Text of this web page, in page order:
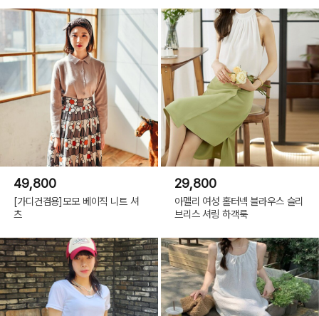
49,800
[가디건겸용]모모 베이직 니트 셔
츠
29,800
아멜리 여성 홀터넥 블라우스 슬리
브리스 셔링 하객룩